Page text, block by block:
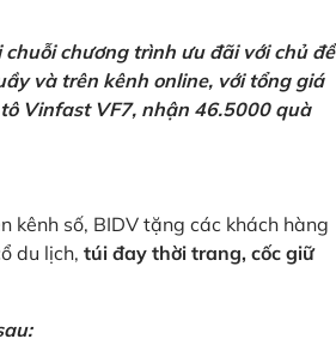
chương trình ưu đãi với chủ đề
và trên kênh online, với tổng giá
Vinfast VF7, nhận 46.5000 quà
kênh số, BIDV tặng các khách hàng
du lịch, túi đay thời trang, cốc giữ